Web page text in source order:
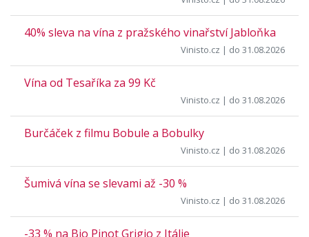
40% sleva na vína z pražského vinařství Jabloňka
Vinisto.cz | do 31.08.2026
Vína od Tesaříka za 99 Kč
Vinisto.cz | do 31.08.2026
Burčáček z filmu Bobule a Bobulky
Vinisto.cz | do 31.08.2026
Šumivá vína se slevami až -30 %
Vinisto.cz | do 31.08.2026
-33 % na Bio Pinot Grigio z Itálie